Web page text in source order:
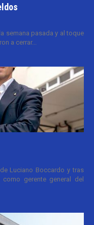
semana pasada y al toque
a cerrar...
Luciano Boccardo y tras
gerente general del